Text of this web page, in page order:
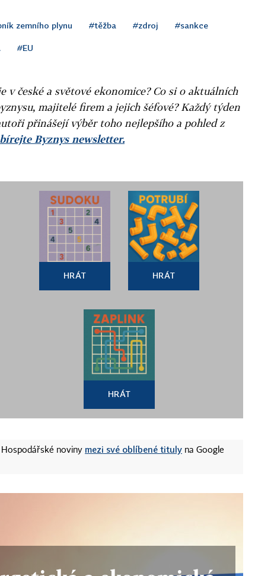
zemního plynu #těžba #zdroj #sankce
#EU
v české a světové ekonomice? Co si o aktuálních
majitelé firem a jejich šéfové? Každý týden
přinášejí výběr toho nejlepšího a pohled z
Byznys newsletter.
HRÁT HRÁT
HRÁT
Hospodářské noviny mezi své oblíbené tituly na Google